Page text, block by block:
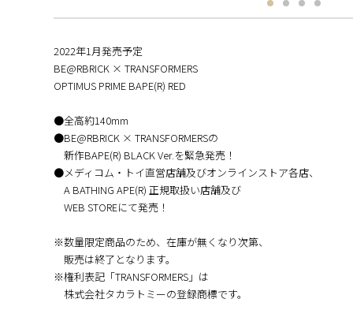
2022年1月発売予定
BE@RBRICK × TRANSFORMERS
OPTIMUS PRIME BAPE(R) RED
●全高約140mm
●BE@RBRICK × TRANSFORMERSの
新作BAPE(R) BLACK Ver.を緊急発売！
●メディコム・トイ直営店舗及びオンラインストア各店、
A BATHING APE(R) 正規取扱い店舗及び
WEB STOREにて発売！
※数量限定商品のため、在庫が無くなり次第、
販売は終了となります。
※権利表記「TRANSFORMERS」は
株式会社タカラトミーの登録商標です。